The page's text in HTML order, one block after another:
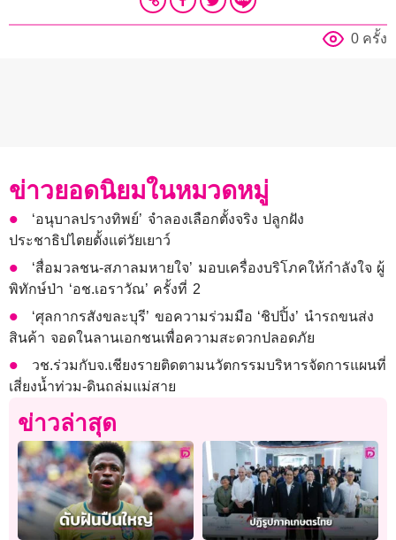
0 ครั้ง
ข่าวยอดนิยมในหมวดหมู่
‘อนุบาลปรางทิพย์’ จำลองเลือกตั้งจริง ปลูกฝัง
ประชาธิปไตยตั้งแต่วัยเยาว์
‘สื่อมวลชน-สภาลมหายใจ’ มอบเครื่องบริโภคให้กำลังใจ ผู้
พิทักษ์ป่า ‘อช.เอราวัณ’ ครั้งที่ 2
‘ศุลกากรสังขละบุรี’ ขอความร่วมมือ ‘ชิปปิ้ง’ นำรถขนส่ง
สินค้า จอดในลานเอกชนเพื่อความสะดวกปลอดภัย
วช.ร่วมกับจ.เชียงรายติดตามนวัตกรรมบริหารจัดการแผนที่
เสี่ยงน้ำท่วม-ดินถล่มแม่สาย
ข่าวล่าสุด